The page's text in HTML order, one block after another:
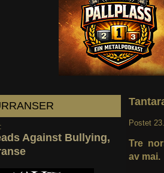
Against Bullying,
Postet
Tre
av mai.